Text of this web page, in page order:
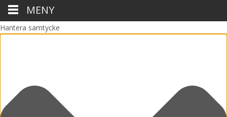
Hantera samtycke
MENY